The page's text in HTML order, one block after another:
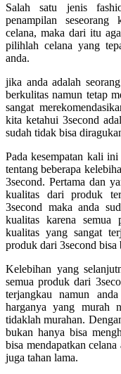
Salah satu jenis
penampilan seseorang
celana, maka dari itu
pilihlah celana yang
anda.
jika anda adalah
berkulitas namun tetap
sangat
kita ketahui 3second
sudah tidak bisa
Pada kesempatan kali
tentang beberapa
3second. Pertama dan
kualitas dari produk
3second maka anda
kualitas karena
kualitas yang sangat
produk dari 3second
Kelebihan yang
semua produk dari
terjangkau namun
harganya yang murah
tidaklah murahan.
bukan hanya bisa
bisa mendapatkan
juga tahan lama.